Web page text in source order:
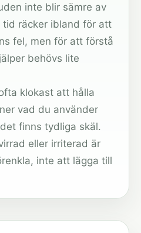
inte blir sämre av
tid räcker ibland för att
fel, men för att förstå
behövs lite
klokast att hålla
vad du använder
finns tydliga skäl.
eller irriterad är
inte att lägga till